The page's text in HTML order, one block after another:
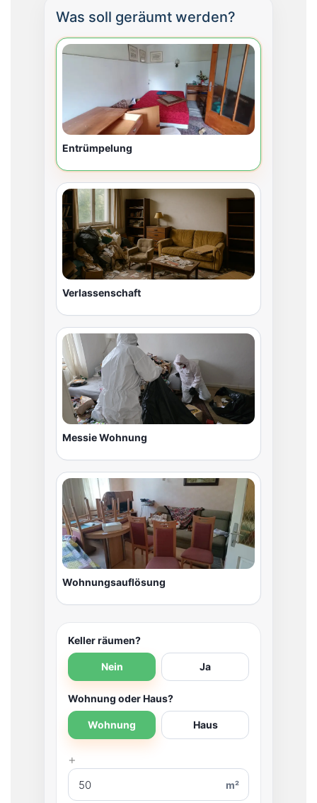
Was soll geräumt werden?
Entrümpelung
Verlassenschaft
Messie Wohnung
Wohnungsauflösung
Keller räumen?
Nein Ja
Wohnung oder Haus?
Wohnung Haus
m²